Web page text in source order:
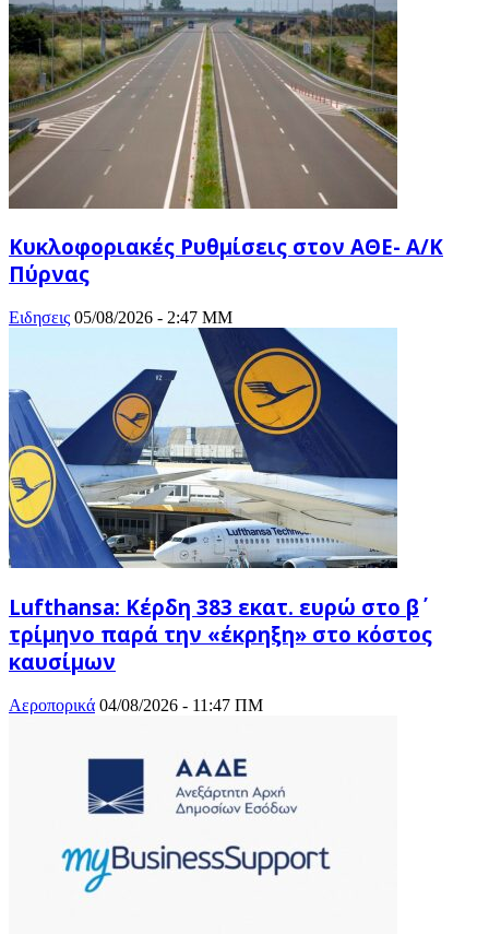
Κυκλοφοριακές Ρυθμίσεις στον ΑΘΕ- Α/Κ
Πύρνας
Ειδησεις 05/08/2026 - 2:47 ΜΜ
Lufthansa: Κέρδη 383 εκατ. ευρώ στο β΄
τρίμηνο παρά την «έκρηξη» στο κόστος
καυσίμων
Αεροπορικά 04/08/2026 - 11:47 ΠΜ